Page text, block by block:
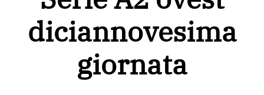
diciannovesima
giornata